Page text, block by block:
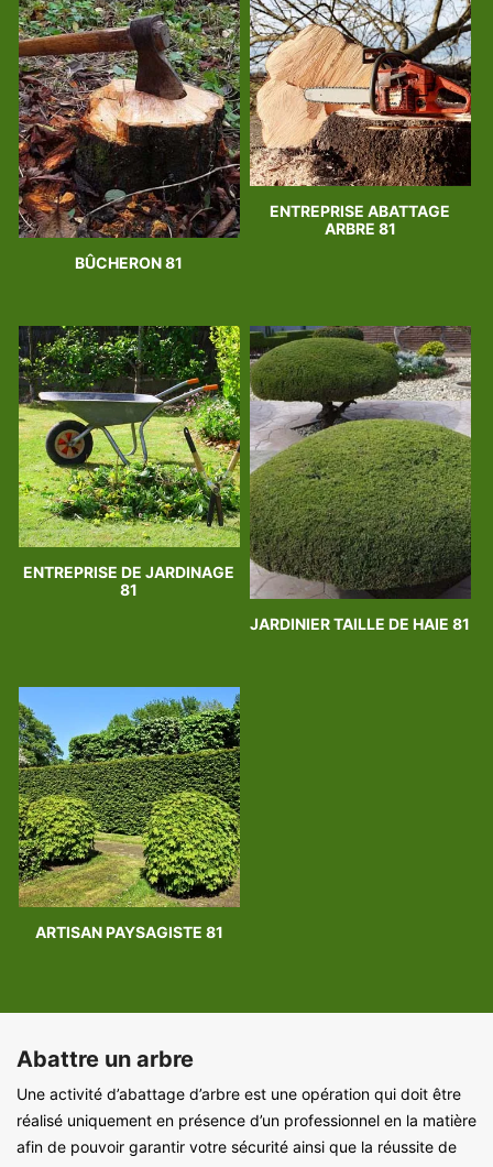
BÛCHERON 81
ENTREPRISE ABATTAGE
ARBRE 81
ENTREPRISE DE JARDINAGE
81
JARDINIER TAILLE DE HAIE 81
ARTISAN PAYSAGISTE 81
Abattre un arbre
Une activité d’abattage d’arbre est une opération qui doit être
réalisé uniquement en présence d’un professionnel en la matière
afin de pouvoir garantir votre sécurité ainsi que la réussite de